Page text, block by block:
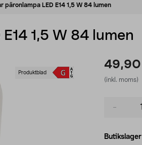
päronlampa LED E14 1,5 W 84 lumen
1,5 W 84 lumen
Produktblad
49,90
(inkl. moms)
Butikslager